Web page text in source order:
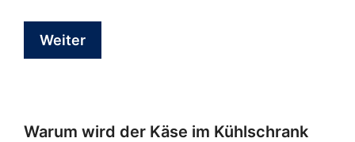
Weiter
Warum wird der Käse im Kühlschrank